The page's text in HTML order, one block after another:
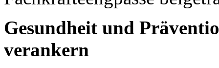
Gesundheit und
verankern